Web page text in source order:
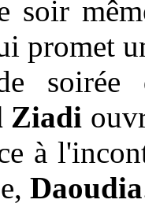
soir
promet
Ziadi
à
Daoudia